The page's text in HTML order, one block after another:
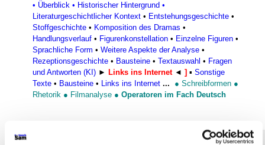
• Überblick • Historischer Hintergrund •
Literaturgeschichtlicher Kontext • Entstehungsgeschichte •
Stoffgeschichte • Komposition des Dramas •
Handlungsverlauf • Figurenkonstellation • Einzelne Figuren •
Sprachliche Form • Weitere Aspekte der Analyse •
Rezeptionsgeschichte • Bausteine • Textauswahl • Fragen
und Antworten (KI) ► Links ins Internet ◄ ] ▪ Sonstige
Texte • Bausteine • Links ins Internet ... ● Schreibformen ●
Rhetorik ● Filmanalyse ● Operatoren im Fach Deutsch